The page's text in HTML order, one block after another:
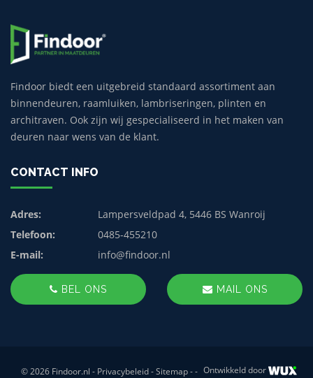
Findoor biedt een uitgebreid standaard assortiment aan
binnendeuren, raamluiken, lambriseringen, plinten en
architraven. Ook zijn wij gespecialiseerd in het maken van
deuren naar wens van de klant.
CONTACT INFO
Adres:
Lampersveldpad 4, 5446 BS Wanroij
Telefoon:
0485-455210
E-mail:
info@findoor.nl
BEL ONS MAIL ONS
© 2026 Findoor.nl - Privacybeleid-Sitemap-- Ontwikkeld door